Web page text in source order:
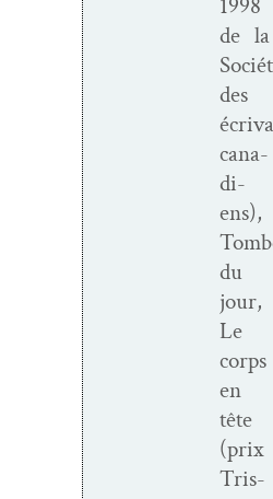
1998
de la
des
cana­
di­
ens),
du
jour,
Le
corps
en
tête
(prix
Tris­­